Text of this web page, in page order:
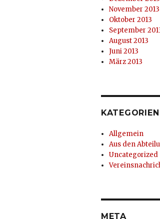
November 2013
Oktober 2013
September
August 2013
Juni 2013
März 2013
KATEGORIEN
Allgemein
Aus den
Uncategorized
META